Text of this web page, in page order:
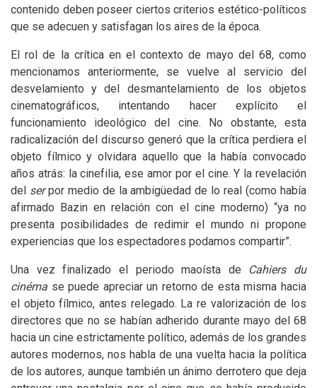
contenido deben poseer ciertos criterios estético-políticos
que se adecuen y satisfagan los aires de la época.
El rol de la crítica en el contexto de mayo del 68, como
mencionamos anteriormente, se vuelve al servicio del
desvelamiento y del desmantelamiento de los objetos
cinematográficos, intentando hacer explícito el
funcionamiento ideológico del cine. No obstante, esta
radicalización del discurso generó que la crítica perdiera el
objeto fílmico y olvidara aquello que la había convocado
años atrás: la cinefilia, ese amor por el cine. Y la revelación
del serpor medio de la ambigüedad de lo real (como había
afirmado Bazin en relación con el cine moderno) “ya no
presenta posibilidades de redimir el mundo ni propone
experiencias que los espectadores podamos compartir”.
Una vez finalizado el periodo maoísta de Cahiers du
cinéma se puede apreciar un retorno de esta misma hacia
el objeto fílmico, antes relegado. La re valorización de los
directores que no se habían adherido durante mayo del 68
hacia un cine estrictamente político, además de los grandes
autores modernos, nos habla de una vuelta hacia la política
de los autores, aunque también un ánimo derrotero que deja